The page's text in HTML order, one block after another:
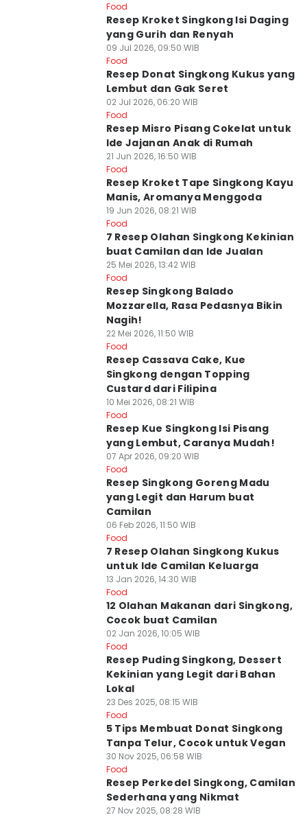
Food
Resep Kroket Singkong Isi Daging
yang Gurih dan Renyah
09 Jul 2026, 09:50 WIB
Food
Resep Donat Singkong Kukus yang
Lembut dan Gak Seret
02 Jul 2026, 06:20 WIB
Food
Resep Misro Pisang Cokelat untuk
Ide Jajanan Anak di Rumah
21 Jun 2026, 16:50 WIB
Food
Resep Kroket Tape Singkong Kayu
Manis, Aromanya Menggoda
19 Jun 2026, 08:21 WIB
Food
7 Resep Olahan Singkong Kekinian
buat Camilan dan Ide Jualan
25 Mei 2026, 13:42 WIB
Food
Resep Singkong Balado
Mozzarella, Rasa Pedasnya Bikin
Nagih!
22 Mei 2026, 11:50 WIB
Food
Resep Cassava Cake, Kue
Singkong dengan Topping
Custard dari Filipina
10 Mei 2026, 08:21 WIB
Food
Resep Kue Singkong Isi Pisang
yang Lembut, Caranya Mudah!
07 Apr 2026, 09:20 WIB
Food
Resep Singkong Goreng Madu
yang Legit dan Harum buat
Camilan
06 Feb 2026, 11:50 WIB
Food
7 Resep Olahan Singkong Kukus
untuk Ide Camilan Keluarga
13 Jan 2026, 14:30 WIB
Food
12 Olahan Makanan dari Singkong,
Cocok buat Camilan
02 Jan 2026, 10:05 WIB
Food
Resep Puding Singkong, Dessert
Kekinian yang Legit dari Bahan
Lokal
23 Des 2025, 08:15 WIB
Food
5 Tips Membuat Donat Singkong
Tanpa Telur, Cocok untuk Vegan
30 Nov 2025, 06:58 WIB
Food
Resep Perkedel Singkong, Camilan
Sederhana yang Nikmat
27 Nov 2025, 08:28 WIB